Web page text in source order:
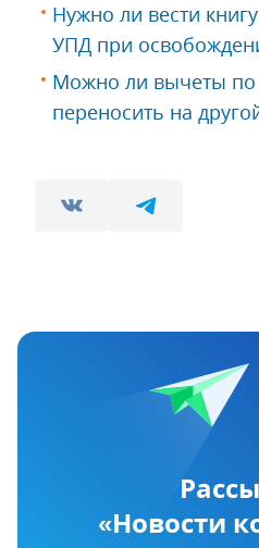
Нужно ли вести
УПД при
Можно ли вычеты по
переносить на
«Новости